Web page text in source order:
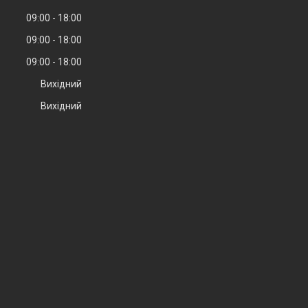
09:00
18:00
09:00
18:00
09:00
18:00
Вихідний
Вихідний